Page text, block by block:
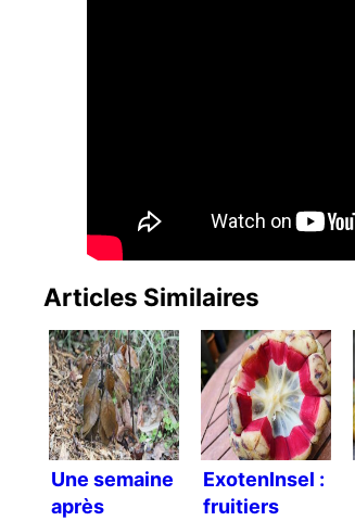
Articles Similaires
Une semaine
après
ExotenInsel :
fruitiers